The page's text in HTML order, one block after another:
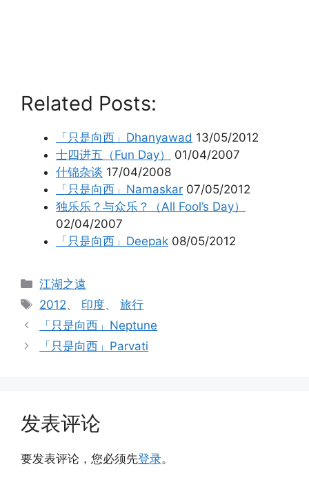
Related Posts:
「只是向西」Dhanyawad 13/05/2012
士四进五（Fun Day）
01/04/2007
什锦杂谈 17/04/2008
「只是向西」Namaskar 07/05/2012
独乐乐？与众乐？（All Fool’s Day）
02/04/2007
「只是向西」Deepak 08/05/2012
分
类
江湖之遠
标
签
2012、 印度、旅行
「只是向西」Neptune
「只是向西」Parvati
发表评论
要发表评论，您必须先登录。